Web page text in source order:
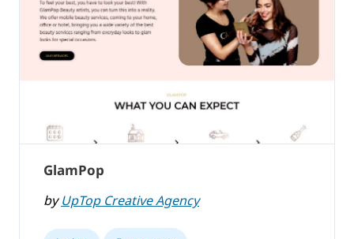
GlamPop
byUpTop Creative Agency